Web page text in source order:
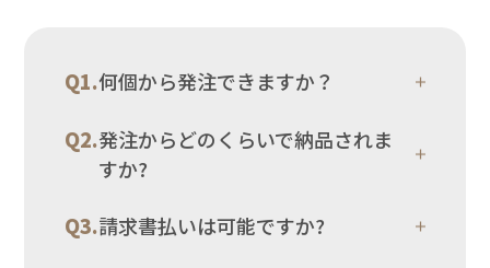
何個から発注できますか？
発注からどのくらいで納品されま
すか?
請求書払いは可能ですか?